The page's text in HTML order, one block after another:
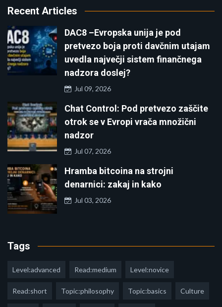
Recent Articles
DAC8 –Evropska unija je pod
pretvezo boja proti davčnim utajam
uvedla največji sistem finančnega
nadzora doslej?
Jul 09, 2026
Chat Control: Pod pretvezo zaščite
otrok se v Evropi vrača množični
nadzor
Jul 07, 2026
Hramba bitcoina na strojni
denarnici: zakaj in kako
Jul 03, 2026
Tags
Level:advanced Read:medium Level:novice
Read:short Topic:philosophy Topic:basics Culture